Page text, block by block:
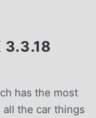
3.3.18
has the most
the car things